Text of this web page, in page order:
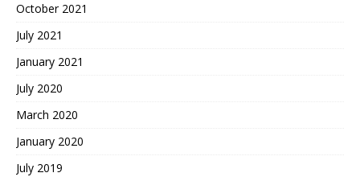
October 2021
July 2021
January 2021
July 2020
March 2020
January 2020
July 2019